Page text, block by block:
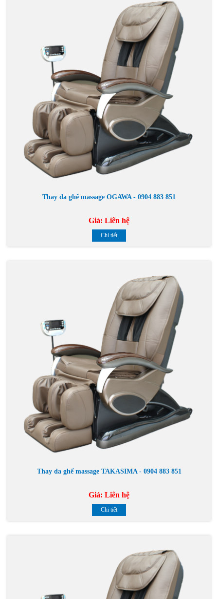
Thay da ghế massage OGAWA - 0904 883 851
Giá: Liên hệ
Chi tiết
Thay da ghế massage TAKASIMA - 0904 883 851
Giá: Liên hệ
Chi tiết